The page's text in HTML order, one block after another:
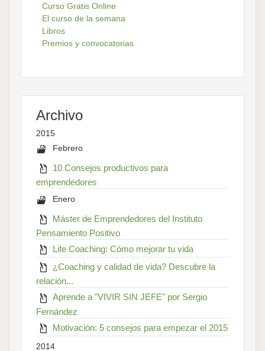
Curso Gratis Online
El curso de la semana
Libros
Premios y convocatorias
Archivo
2015
Febrero
10 Consejos productivos para
emprendedores
Enero
Máster de Emprendedores del Instituto
Pensamiento Positivo
Life Coaching: Cómo mejorar tu vida
¿Coaching y calidad de vida? Descubre la
relación...
Aprende a "VIVIR SIN JEFE" por Sergio
Fernández
Motivación: 5 consejos para empezar el 2015
2014